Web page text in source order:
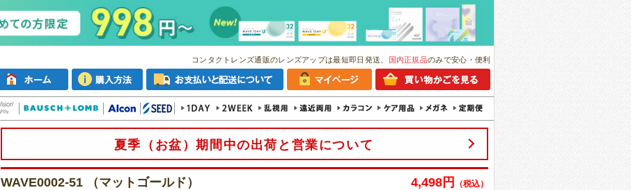
コンタクトレンズ通販のレンズアップは最短即日発送、 国内正規品のみで安心・便利
夏季（お盆）期間中の出荷と営業について
WAVE0002-51 （マットゴールド） 4,498円 （税込）